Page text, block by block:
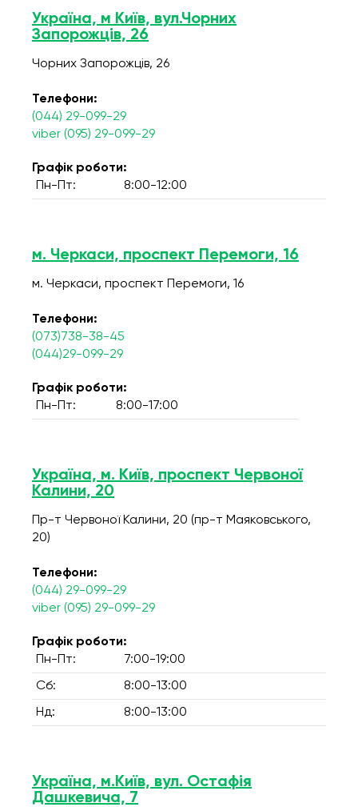
Україна, м Київ, вул.Чорних
Запорожців, 26
Чорних Запорожців, 26
Телефони:
(044) 29-099-29
viber (095) 29-099-29
Графік роботи:
Пн-Пт:
8:00-12:00
м. Черкаси, проспект Перемоги, 16
м. Черкаси, проспект Перемоги, 16
Телефони:
(073)738-38-45
(044)29-099-29
Графік роботи:
Пн-Пт:
8:00-17:00
Україна, м. Київ, проспект Червоної
Калини, 20
Пр-т Червоної Калини, 20 (пр-т Маяковського,
20)
Телефони:
(044) 29-099-29
viber (095) 29-099-29
Графік роботи:
Пн-Пт:
7:00-19:00
Сб: 8:00-13:00
Нд: 8:00-13:00
Україна, м.Київ, вул. Остафія
Дашкевича, 7